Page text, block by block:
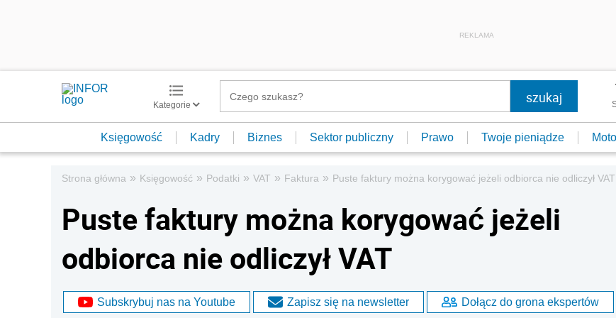
REKLAMA
Kategorie
Księgowość Kadry Biznes Sektor publiczny Prawo Twoje pieniądze Moto
Strona główna » Księgowość » Podatki » VAT » Faktura » Puste faktury można korygować jeżeli odbiorca nie odliczył VAT
Puste faktury można korygować jeżeli
odbiorca nie odliczył VAT
Subskrybuj nas na Youtube Zapisz się na newsletter Dołącz do grona ekspertów